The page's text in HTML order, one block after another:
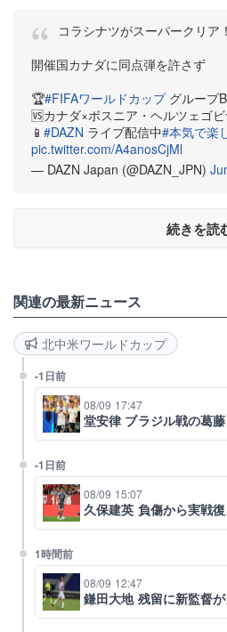
コラシナツがスーパークリア！
開催国カナダに同点弾を許さず
🏆️#FIFAワールドカップグループB
🆚カナダ×ボスニア・ヘルツェゴ
📱 #DAZN ライブ配信中#本気で楽
pic.twitter.com/A4anosCjMl
— DAZN Japan (@DAZN_JPN)
続きを読
関連の最新ニュース
北中米ワールドカップ
-1日前
08/09 17:47
堂安律 ブラジル戦の葛
-1日前
08/09 15:07
久保建英 負傷から実戦
1時間前
08/09 12:47
鎌田大地 残留に新監督